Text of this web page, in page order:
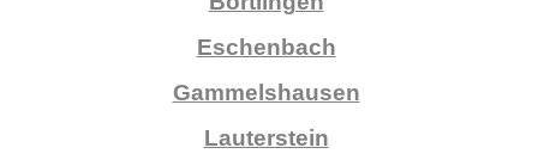
Eschenbach
Gammelshausen
Lauterstein